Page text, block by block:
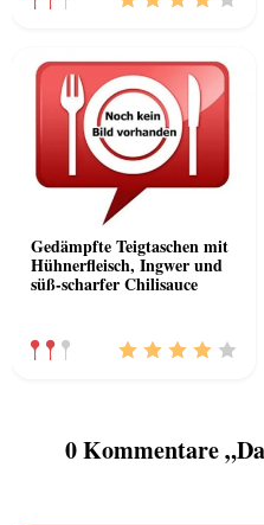
Gedämpfte Teigtaschen mit
Hühnerfleisch, Ingwer und
süß-scharfer Chilisauce
0 Kommentare